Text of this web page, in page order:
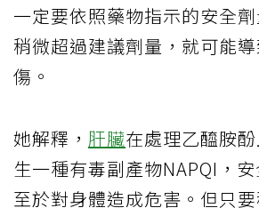
一定要依照藥物指示的安全
稍微超過建議劑量，就可能
傷。
她解釋， 肝臟在處理乙醯胺
生一種有毒副產物NAPQI，
至於對身體造成危害。但只